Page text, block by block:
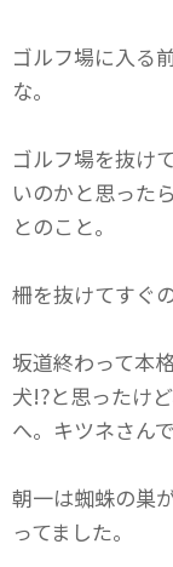
ゴルフ場に入る
な。
ゴルフ場を抜け
いのかと思った
とのこと。
柵を抜けてすぐ
坂道終わって本
犬!?と思ったけ
へ。キツネさんで
朝一は蜘蛛の巣
ってました。